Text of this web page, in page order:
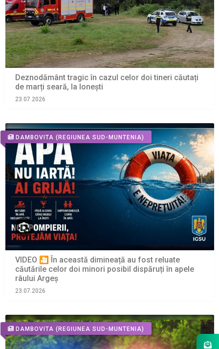
Deznodământ tragic în cazul celor doi tineri căutați
de marți seară, la Ionești
23.07.2026
DAMBOVITA (REGIUNEA SUD-MUNTENIA)
VIDEO 🎦 În această dimineață au fost reluate
căutările celor doi minori posibil dispăruți în apele
râului Argeș
23.07.2026
DAMBOVITA (REGIUNEA SUD-MUNTENIA)